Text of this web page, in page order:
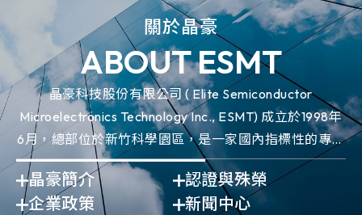
關於晶豪
ABOUT ESMT
晶豪科技股份有限公司 ( Elite Semiconductor
Microelectronics Technology Inc., ESMT) 成立於1998年
6月，總部位於新竹科學園區，是一家國內指標性的專業
IC設計領導廠商。
晶豪簡介
認證與殊榮
企業政策
新聞中心